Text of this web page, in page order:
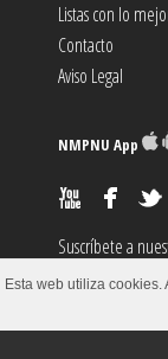
Listas con lo
Contacto
Aviso Legal
NMPNU App
Suscríbete a
Suscríbete al
Esta web utiliza